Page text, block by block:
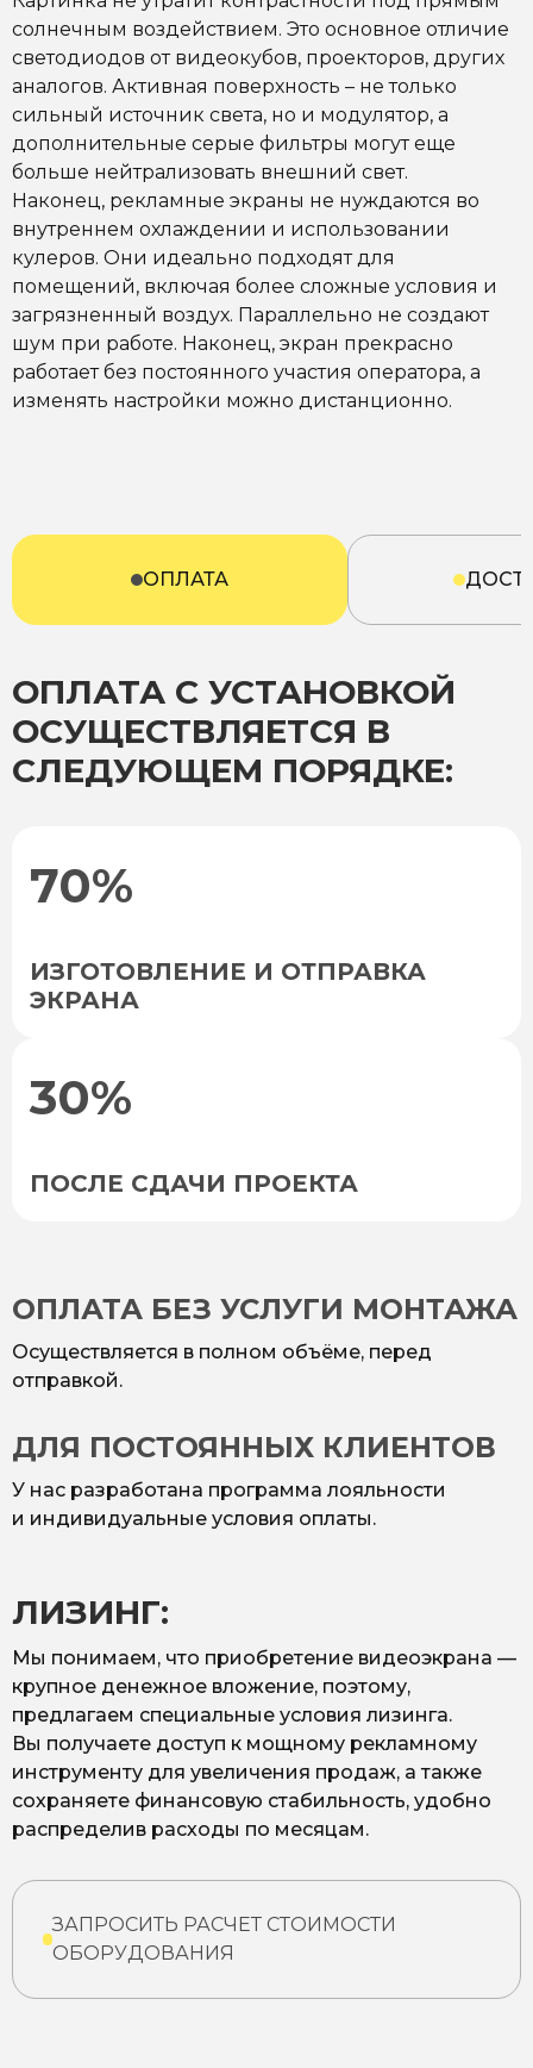
солнечным воздействием. Это основное отличие
светодиодов от видеокубов, проекторов, других
аналогов. Активная поверхность – не только
сильный источник света, но и модулятор, а
дополнительные серые фильтры могут еще
больше нейтрализовать внешний свет.
Наконец, рекламные экраны не нуждаются во
внутреннем охлаждении и использовании
кулеров. Они идеально подходят для
помещений, включая более сложные условия и
загрязненный воздух. Параллельно не создают
шум при работе. Наконец, экран прекрасно
работает без постоянного участия оператора, а
изменять настройки можно дистанционно.
ОПЛАТА
ОПЛАТА С УСТАНОВКОЙ
ОСУЩЕСТВЛЯЕТСЯ В
СЛЕДУЮЩЕМ ПОРЯДКЕ:
70%
ИЗГОТОВЛЕНИЕ И ОТПРАВКА
ЭКРАНА
30%
ПОСЛЕ СДАЧИ ПРОЕКТА
ОПЛАТА БЕЗ УСЛУГИ МОНТАЖА
Осуществляется в полном объёме, перед
отправкой.
ДЛЯ ПОСТОЯННЫХ КЛИЕНТОВ
У нас разработана программа лояльности
и индивидуальные условия оплаты.
ЛИЗИНГ:
Мы понимаем, что приобретение видеоэкрана —
крупное денежное вложение, поэтому,
предлагаем специальные условия лизинга.
Вы получаете доступ к мощному рекламному
инструменту для увеличения продаж, а также
сохраняете финансовую стабильность, удобно
распределив расходы по месяцам.
ЗАПРОСИТЬ РАСЧЕТ СТОИМОСТИ
ОБОРУДОВАНИЯ